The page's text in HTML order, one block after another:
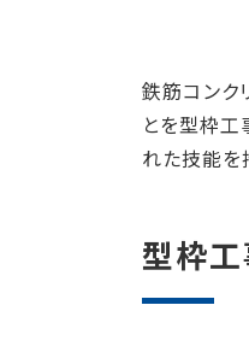
鉄筋コンク
とを型枠工
れた技能を
型枠工